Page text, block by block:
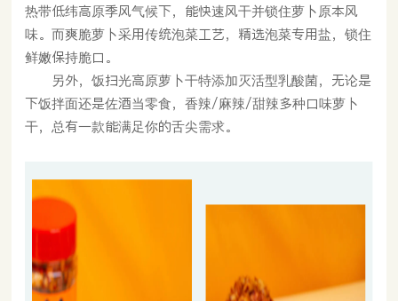
热带低纬高原季风气候下，能快速风干并锁住萝卜原本风
味。而爽脆萝卜采用传统泡菜工艺，精选泡菜专用盐，锁住
鲜嫩保持脆口。
另外，饭扫光高原萝卜干特添加灭活型乳酸菌，无论是
下饭拌面还是佐酒当零食，香辣/麻辣/甜辣多种口味萝卜
干，总有一款能满足你的舌尖需求。